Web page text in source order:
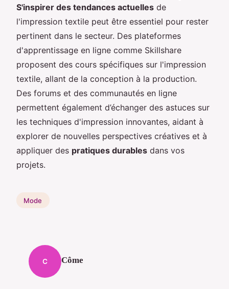
S'inspirer des tendances actuelles de
l'impression textile peut être essentiel pour rester
pertinent dans le secteur. Des plateformes
d'apprentissage en ligne comme Skillshare
proposent des cours spécifiques sur l'impression
textile, allant de la conception à la production.
Des forums et des communautés en ligne
permettent également d’échanger des astuces sur
les techniques d'impression innovantes, aidant à
explorer de nouvelles perspectives créatives et à
appliquer des pratiques durables dans vos
projets.
Mode
C Côme